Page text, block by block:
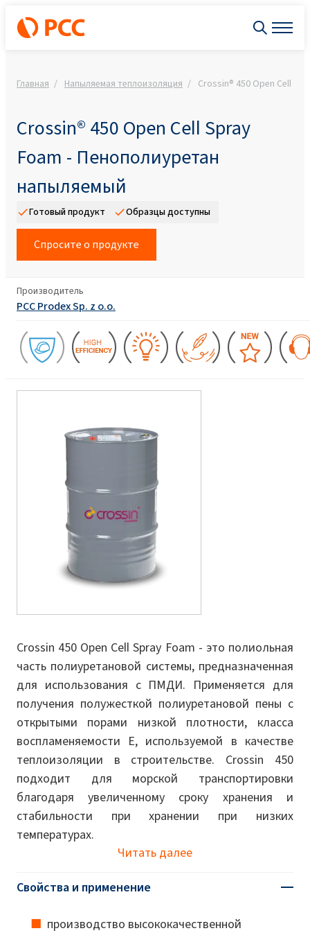
Главная Напыляемая теплоизоляция Crossin® 450 Open Cell
Crossin® 450 Open Cell Spray
Foam - Пенополиуретан
напыляемый
Готовый продукт Образцы доступны
Спросите о продукте
Производитель
PCC Prodex Sp. z o.o.
Crossin 450 Open Cell Spray Foam - это полиольная
часть полиуретановой системы, предназначенная
для использования с ПМДИ. Применяется для
получения полужесткой полиуретановой пены с
открытыми порами низкой плотности, класса
воспламеняемости Е, используемой в качестве
теплоизоляции в строительстве. Crossin 450
подходит для морской транспортировки
благодаря увеличенному сроку хранения и
стабильности при хранении при низких
температурах.
Читать далее
Свойства и применение
производство высококачественной